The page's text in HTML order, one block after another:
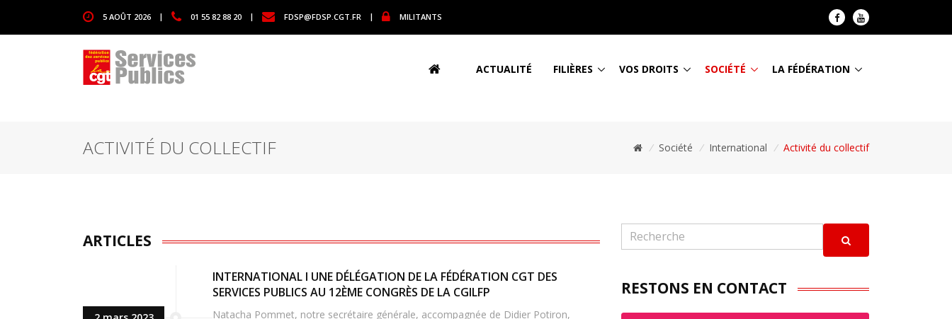
5 AOÛT 2026 | 01 55 82 88 20 | FDSP@FDSP.CGT.FR | MILITANTS
ACTUALITÉ FILIÈRES VOS DROITS SOCIÉTÉ LA FÉDÉRATION
ACTIVITÉ DU COLLECTIF / Société / International / Activité du collectif
ARTICLES
INTERNATIONAL I UNE DÉLÉGATION DE LA FÉDÉRATION CGT DES
SERVICES PUBLICS AU 12ÈME CONGRÈS DE LA CGILFP
Natacha Pommet, notre secrétaire générale, accompagnée de Didier Potiron,
RESTONS EN CONTACT